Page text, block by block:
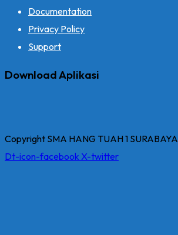
Documentation
Privacy Policy
Support
Download Aplikasi
Copyright SMA HANG TUAH 1 SURABAYA
Dt-icon-facebook X-twitter